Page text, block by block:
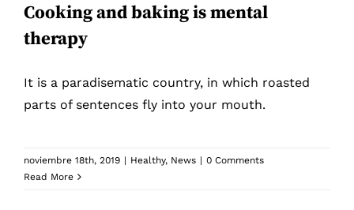
Cooking and baking is mental
therapy
It is a paradisematic country, in which roasted
parts of sentences fly into your mouth.
noviembre 18th, 2019 | Healthy, News | 0 Comments
Read More